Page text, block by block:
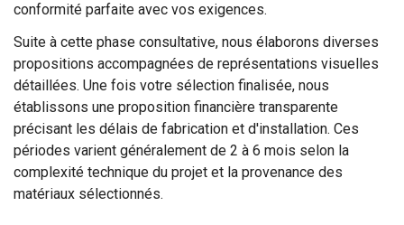
conformité parfaite avec vos exigences.
Suite à cette phase consultative, nous élaborons diverses
propositions accompagnées de représentations visuelles
détaillées. Une fois votre sélection finalisée, nous
établissons une proposition financière transparente
précisant les délais de fabrication et d'installation. Ces
périodes varient généralement de 2 à 6 mois selon la
complexité technique du projet et la provenance des
matériaux sélectionnés.